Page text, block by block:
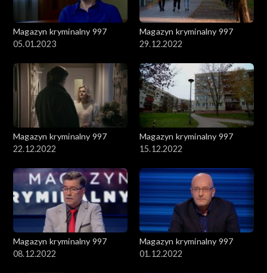
Magazyn kryminalny 997
05.01.2023
Magazyn kryminalny 997
29.12.2022
Magazyn kryminalny 997
22.12.2022
Magazyn kryminalny 997
15.12.2022
Magazyn kryminalny 997
08.12.2022
Magazyn kryminalny 997
01.12.2022